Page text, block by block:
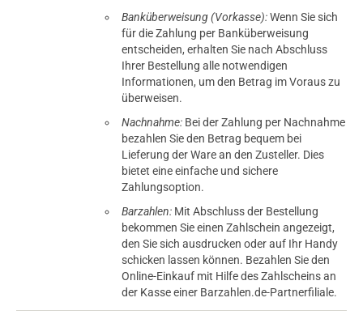
Banküberweisung (Vorkasse):Wenn Sie sich
für die Zahlung per Banküberweisung
entscheiden, erhalten Sie nach Abschluss
Ihrer Bestellung alle notwendigen
Informationen, um den Betrag im Voraus zu
überweisen.
Nachnahme: Bei der Zahlung per Nachnahme
bezahlen Sie den Betrag bequem bei
Lieferung der Ware an den Zusteller. Dies
bietet eine einfache und sichere
Zahlungsoption.
Barzahlen: Mit Abschluss der Bestellung
bekommen Sie einen Zahlschein angezeigt,
den Sie sich ausdrucken oder auf Ihr Handy
schicken lassen können. Bezahlen Sie den
Online-Einkauf mit Hilfe des Zahlscheins an
der Kasse einer Barzahlen.de-Partnerfiliale.